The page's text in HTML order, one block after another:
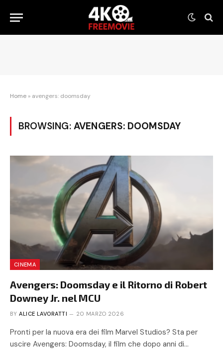
Home » avengers: doomsday
BROWSING: AVENGERS: DOOMSDAY
CINEMA
Avengers: Doomsday e il Ritorno di Robert
Downey Jr. nel MCU
BY ALICE LAVORATTI 20 MARZO 2026
Pronti per la nuova era dei film Marvel Studios? Sta per
uscire Avengers: Doomsday, il film che dopo anni di…